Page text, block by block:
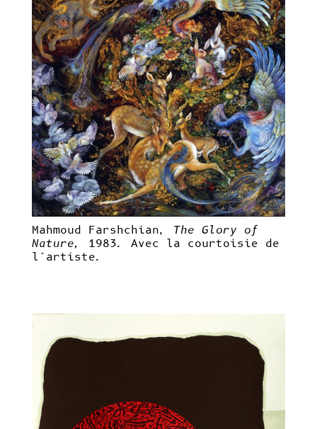
Mahmoud Farshchian, The Glory of
Nature,
1983. Avec la courtoisie de
l’artiste.